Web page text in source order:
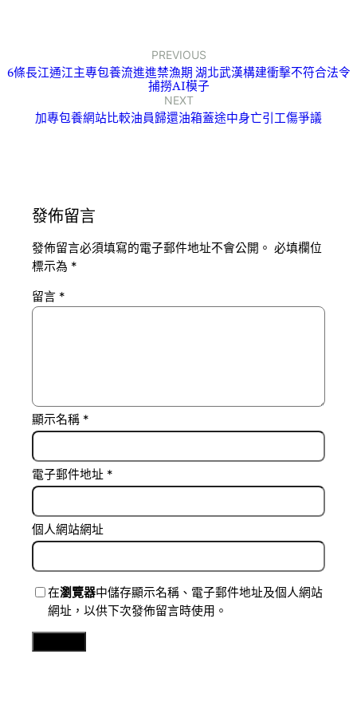
PREVIOUS
6條長江通江主專包養流進進禁漁期 湖北武漢構建衝擊不符合法令
捕撈AI模子
NEXT
加專包養網站比較油員歸還油箱蓋途中身亡引工傷爭議
發佈留言
發佈留言必須填寫的電子郵件地址不會公開。 必填欄位
標示為 *
留言 *
顯示名稱 *
電子郵件地址 *
個人網站網址
在瀏覽器中儲存顯示名稱、電子郵件地址及個人網站
網址，以供下次發佈留言時使用。